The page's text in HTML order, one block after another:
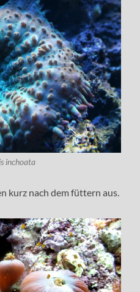
inchoata
kurz nach dem füttern aus.